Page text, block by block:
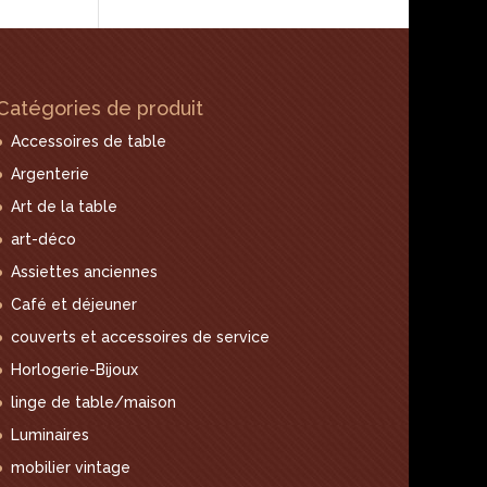
de produit
Accessoires de table
Argenterie
Art de la table
art-déco
Assiettes anciennes
Café et déjeuner
couverts et accessoires de service
Horlogerie-Bijoux
linge de table/maison
Luminaires
mobilier vintage